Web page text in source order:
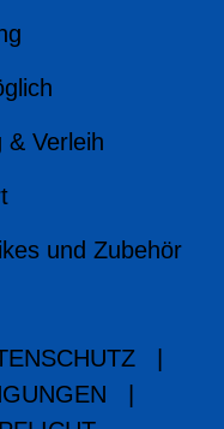
& Verleih
und Zubehör